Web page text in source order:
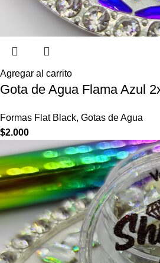
Agregar al carrito
Gota de Agua Flama Azul
Formas Flat Black, Gotas de Agua
$2.000